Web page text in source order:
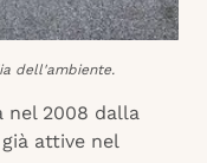
dell'ambiente.
nel 2008 dalla
attive nel